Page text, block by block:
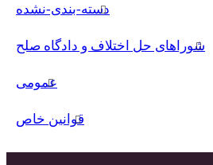
دسته-بندی-نشده
شوراهای حل اختلاف و دادگاه صلح
عمومی
قوانین خاص